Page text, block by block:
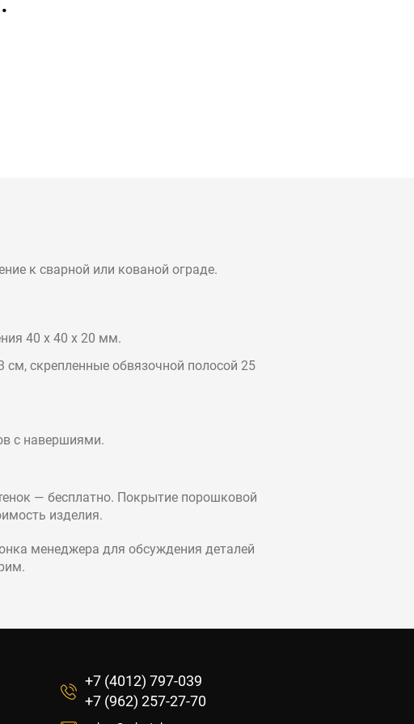
к сварной или кованой ограде.
40 х 40 х 20 мм.
скрепленные обвязочной полосой 25
с навершиями.
— бесплатно. Покрытие порошковой
изделия.
менеджера для обсуждения деталей
+7 (4012) 797-039
+7 (962) 257-27-70